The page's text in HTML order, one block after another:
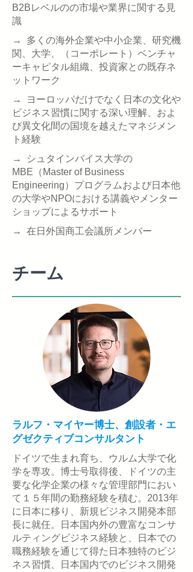
B2Bレベルのの市場や業界に関する見
識
→ 多くの海外企業や中小企業、研究機
関、大学、（コーポレート）ベンチャ
ーキャピタル組織、投資家との既存ネ
ットワーク
→ ヨーロッパだけでなく日本の文化や
ビジネス習慣に関する深い理解、およ
び異文化間の国境を越えたマネジメン
ト経験
→ シュタインバイス大学の
MBE（Master of Business
Engineering）プログラムおよび日本他
の大学やNPOにおける講義やメンター
ショップによるサポート
→ 在日外国商工会議所メンバー
チーム
ラルフ・マイヤー博士、創設者・エ
グゼクティブコンサルタント
ドイツで生まれ育ち、ウルム大学で化
学を専攻。博士号取得後、ドイツの主
要な化学企業の様々な管理部門におい
て１５年間の勤務経験を積む。2013年
に日本に移り、新規ビジネス開発本部
長に就任。日本国内外の豊富なコンサ
ルティングビジネス経験と、日本での
職務経験を通じて得た日本独特のビジ
ネス習慣、日本国内でのビジネス開発